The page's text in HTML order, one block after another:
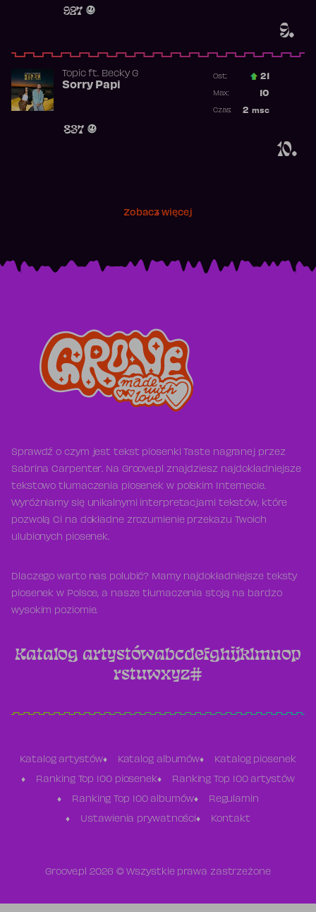
9.
927
10.
Topicft. Becky G
Sorry Papi
837
Ost.: 21
10
Max:
2 msc
Czas:
Zobacz więcej
Sprawdź o czym jest tekst piosenki Taste nagranej przez
Sabrina Carpenter. Na Groove.pl znajdziesz najdokładniejsze
tekstowo tłumaczenia piosenek w polskim Internecie.
Wyróżniamy się unikalnymi interpretacjami tekstów, które
pozwolą Ci na dokładne zrozumienie przekazu Twoich
ulubionych piosenek.
Dlaczego warto nas polubić? Mamy najdokładniejsze teksty
piosenek w Polsce, a nasze tłumaczenia stoją na bardzo
wysokim poziomie.
Katalog artystówabcdefghijklmnop
rstuwxyz#
Katalog artystów Katalog albumów Katalog piosenek
Ranking Top 100 piosenek Ranking Top 100 artystów
Ranking Top 100 albumów Regulamin
Ustawienia prywatności Kontakt
Groove.pl 2026 © Wszystkie prawa zastrzeżone